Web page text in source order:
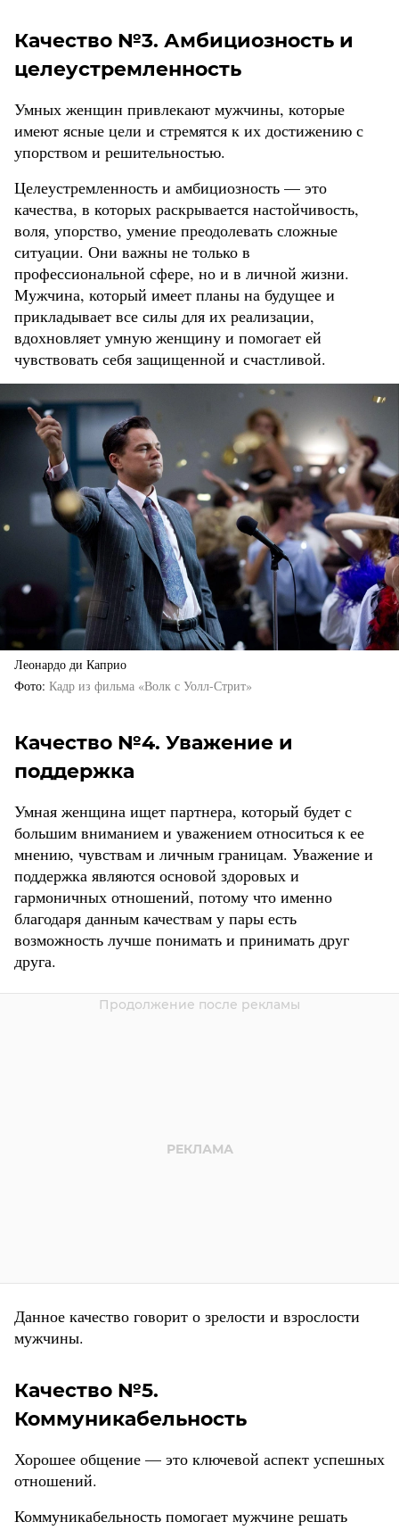
Качество №3. Амбициозность и
целеустремленность
Умных женщин привлекают мужчины, которые
имеют ясные цели и стремятся к их достижению с
упорством и решительностью.
Целеустремленность и амбициозность — это
качества, в которых раскрывается настойчивость,
воля, упорство, умение преодолевать сложные
ситуации. Они важны не только в
профессиональной сфере, но и в личной жизни.
Мужчина, который имеет планы на будущее и
прикладывает все силы для их реализации,
вдохновляет умную женщину и помогает ей
чувствовать себя защищенной и счастливой.
Леонардо ди Каприо
Фото Кадр из фильма «Волк с Уолл-Стрит»
Качество №4. Уважение и
поддержка
Умная женщина ищет партнера, который будет с
большим вниманием и уважением относиться к ее
мнению, чувствам и личным границам. Уважение и
поддержка являются основой здоровых и
гармоничных отношений, потому что именно
благодаря данным качествам у пары есть
возможность лучше понимать и принимать друг
друга.
Данное качество говорит о зрелости и взрослости
мужчины.
Качество №5.
Коммуникабельность
Хорошее общение — это ключевой аспект успешных
отношений.
Коммуникабельность помогает мужчине решать